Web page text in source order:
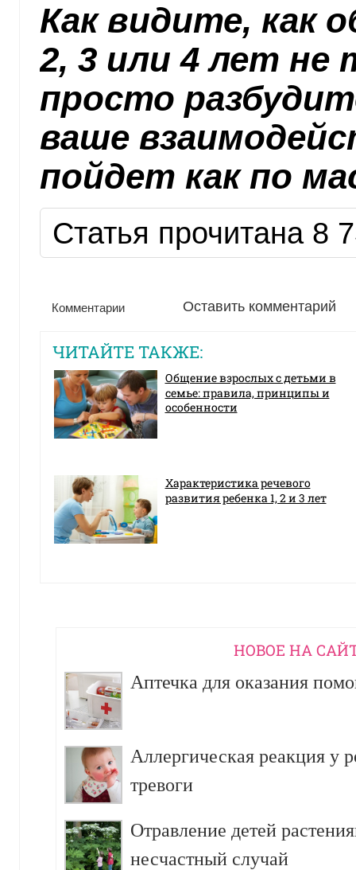
Как видите, как
2, 3 или 4 лет не
просто
ваше
пойдет как по
Статья прочитана 8
Комментарии Оставить комментарий
ЧИТАЙТЕ ТАКЖЕ:
Общение взрослых с детьми в
семье: правила, принципы и
особенности
Характеристика речевого
развития ребенка 1, 2 и 3 лет
НОВОЕ НА
Аптечка для оказания
Аллергическая реакция у
тревоги
Отравление детей
несчастный случай